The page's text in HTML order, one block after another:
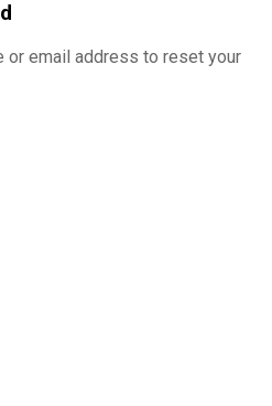
or email address to reset your